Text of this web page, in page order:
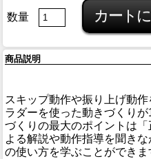
数量
商品説明
スキップ動作や振り上げ動
ラダーを使った動きづくり
づくりの最大のポイントは
よる解説や動作指導を聞き
の使い方を学ぶことができま